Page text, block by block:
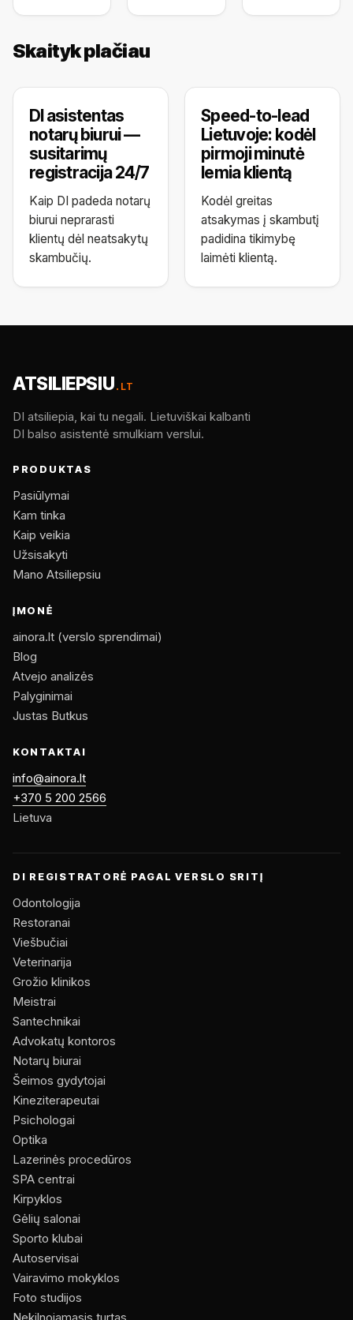
Skaityk plačiau
DI asistentas
notarų biurui —
susitarimų
registracija 24/7
Kaip DI padeda notarų
biurui neprarasti
klientų dėl neatsakytų
skambučių.
Speed-to-lead
Lietuvoje: kodėl
pirmoji minutė
lemia klientą
Kodėl greitas
atsakymas į skambutį
padidina tikimybę
laimėti klientą.
ATSILIEPSIU.LT
DI atsiliepia, kai tu negali. Lietuviškai kalbanti
DI balso asistentė smulkiam verslui.
PRODUKTAS
Pasiūlymai
Kam tinka
Kaip veikia
Užsisakyti
Mano Atsiliepsiu
ĮMONĖ
ainora.lt (verslo sprendimai)
Blog
Atvejo analizės
Palyginimai
Justas Butkus
KONTAKTAI
info@ainora.lt
+370 5 200 2566
Lietuva
DI REGISTRATORĖ PAGAL VERSLO SRITĮ
Odontologija
Restoranai
Viešbučiai
Veterinarija
Grožio klinikos
Meistrai
Santechnikai
Advokatų kontoros
Notarų biurai
Šeimos gydytojai
Kineziterapeutai
Psichologai
Optika
Lazerinės procedūros
SPA centrai
Kirpyklos
Gėlių salonai
Sporto klubai
Autoservisai
Vairavimo mokyklos
Foto studijos